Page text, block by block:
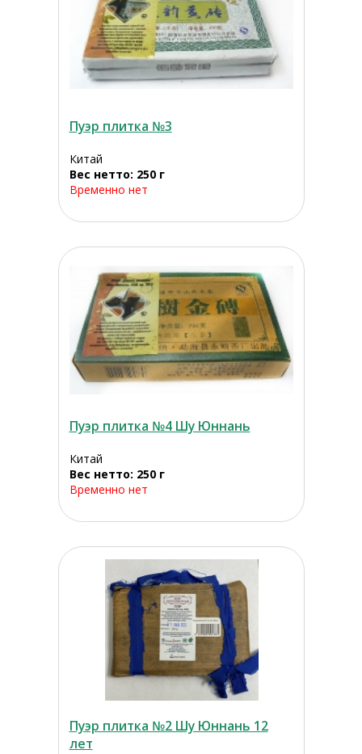
Пуэр плитка №3
Китай
Вес нетто: 250 г
Временно нет
Пуэр плитка №4 Шу Юннань
Китай
Вес нетто: 250 г
Временно нет
Пуэр плитка №2 Шу Юннань 12
лет